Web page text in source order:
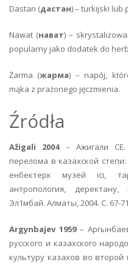
Dastan (дастан) – turkijski lub
Nawat (нават) –
popularny jako dodatek do
Żarma (жарма) – napój,
mąka z prażonego jęczmienia.
Źródła
Ažigali 2004– Ажигали СЕ.
перелома в казахской
енбектерк музей ici,
антропология,
Эл1мбай. Алматы, 2004. С. 67-
Argynbajev 1959–
русского и казахского
культуру казахов во